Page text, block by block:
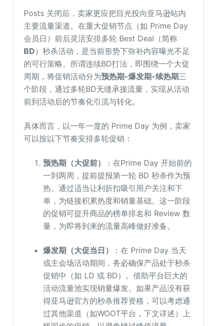
Posts 关闭后，卖家更应把目光投向亚马逊站内
主要流量渠道。在重大促销节点（如 Prime Day
会员日）前后灵活安排多轮 Best Deal（简称
BD）秒杀活动，是当前形势下弥补内容曝光不足
的可行策略。所谓连续BD打法，即围绕一个大促
周期，将促销活动分为预热期-爆发期-续热期三
个阶段，通过多轮BD无缝承接流量，实现从活动
前到活动后的节奏化引流与转化。
具体而言，以一年一度的 Prime Day 为例，卖家
可以按以下节奏安排多轮促销：
预热期（大促前）
：在Prime Day 开始前的
一到两周，提前提报第一轮 BD 秒杀作为预
热。通过适当让利折扣吸引用户关注和下
单，为链接积累热度和销量基础。这一阶段
的促销可提升商品的榜单排名和 Review 数
量，为即将到来的流量高峰做好准备。
爆发期（大促当日）
：在 Prime Day 当天
或主会场活动期间，务必确保产品处于秒杀
促销中（如 LD 或 BD）。借助平台巨大的
活动流量池实现销量爆发。如果产品没有获
得亚马逊官方的秒杀推荐资格，可以考虑通
过其他渠道（如WOOT平台，下文详述）上